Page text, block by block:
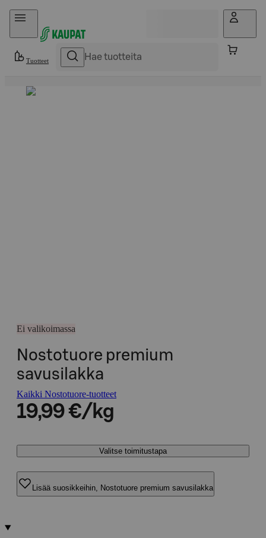
Hyppää sisältöön
Tuotteet
Ei valikoimassa
Nostotuore premium
savusilakka
Kaikki Nostotuore-tuotteet
19,99 €/kg
Valitse toimitustapa
Lisää suosikkeihin, Nostotuore premium savusilakka